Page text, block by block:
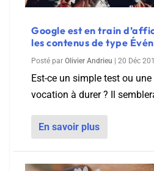
Google est en train
les contenus de type
Posté par Olivier Andrieu | 20 Déc
Est-ce un simple test ou
vocation à durer ? Il
En savoir plus